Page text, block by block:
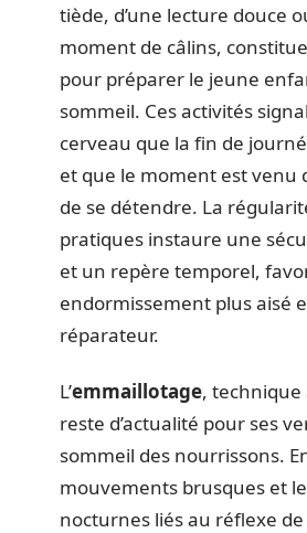
tiède, d’une lecture douce
moment de câlins,
pour préparer le jeune
sommeil. Ces activités
cerveau que la fin de
et que le moment est venu
de se détendre. La
pratiques instaure une
et un repère temporel,
endormissement plus aisé
réparateur.
L’emmaillotage, technique
reste d’actualité pour ses
sommeil des nourrissons.
mouvements brusques et
nocturnes liés au réflexe